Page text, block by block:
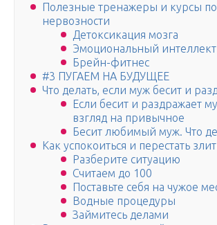
Полезные тренажеры и курсы
нервозности
Детоксикация мозга
Эмоциональный интеллект
Брейн-фитнес
#3 ПУГАЕМ НА БУДУЩЕЕ
Что делать, если муж бесит и
Если бесит и раздражает
взгляд на привычное
Бесит любимый муж. Что
Как успокоиться и перестать
Разберите ситуацию
Считаем до 100
Поставьте себя на чужое
Водные процедуры
Займитесь делами